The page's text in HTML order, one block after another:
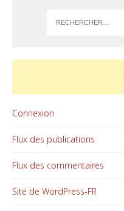
Connexion
Flux des publications
Flux des commentaires
Site de WordPress-FR